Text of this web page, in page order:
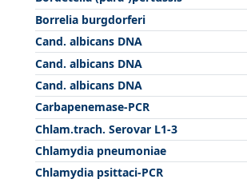
Borrelia burgdorferi
Cand. albicans DNA
Cand. albicans DNA
Cand. albicans DNA
Carbapenemase-PCR
Chlam.trach. Serovar L1-3
Chlamydia pneumoniae
Chlamydia psittaci-PCR